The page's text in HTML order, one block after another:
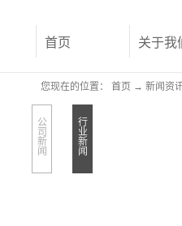
首页 关于我
您现在的位置： 首页 → 新闻资
公
司
新
闻
行
业
新
闻